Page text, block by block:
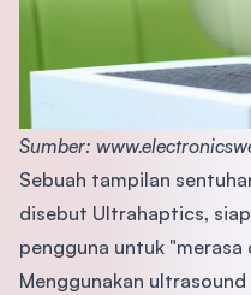
Sumber:
Sebuah tampilan
disebut Ultrahaptics,
pengguna untuk
Menggunakan